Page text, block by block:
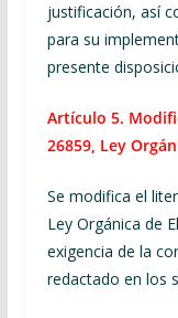
justificación, así
para su
presente
Artículo 5.
26859, Ley
Se modifica el
Ley Orgánica de
exigencia de la
redactado en los